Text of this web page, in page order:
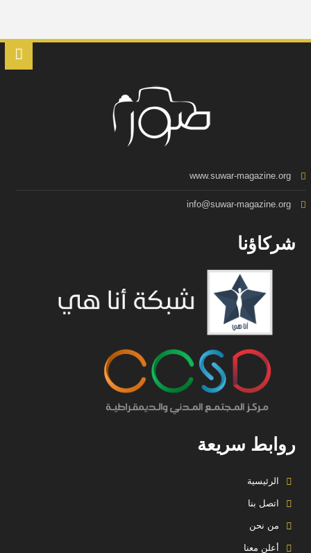
www.suwar-magazine.org
info@suwar-magazine.org
شركاؤنا
روابط سريعة
الرئيسية
اتصل بنا
من نحن
أعلن معنا